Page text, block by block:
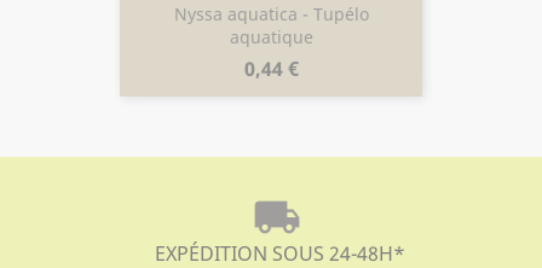
Nyssa aquatica - Tupélo
aquatique
Prix
0,44 €
local_shipping
EXPÉDITION SOUS 24-48H*